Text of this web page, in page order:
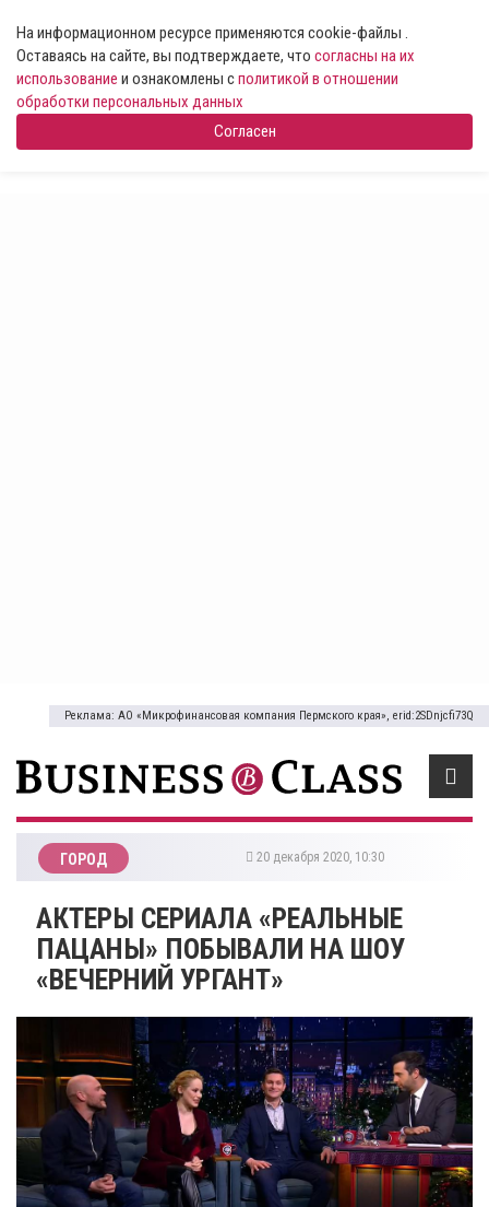
На информационном ресурсе применяются cookie-файлы .
Оставаясь на сайте, вы подтверждаете, что согласны на их
использование и ознакомлены сполитикой в отношении
обработки персональных данных
Согласен
Реклама: АО «Микрофинансовая компания Пермского края», erid:2SDnjcfi73Q
ГОРОД 20 декабря 2020, 10:30
АКТЕРЫ СЕРИАЛА «РЕАЛЬНЫЕ
ПАЦАНЫ» ПОБЫВАЛИ НА ШОУ
«ВЕЧЕРНИЙ УРГАНТ»